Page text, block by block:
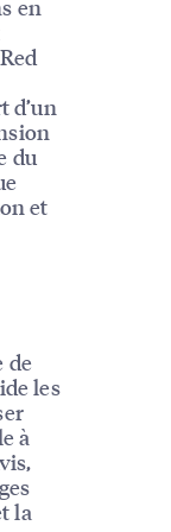
en
d’un
du
et
de
les
à
la